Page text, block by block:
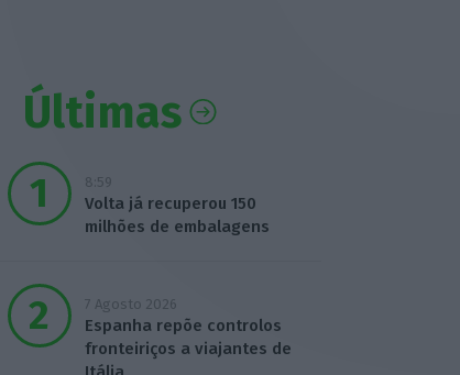
Últimas
8:59
Volta já recuperou 150
milhões de embalagens
7 Agosto 2026
Espanha repõe controlos
fronteiriços a viajantes de